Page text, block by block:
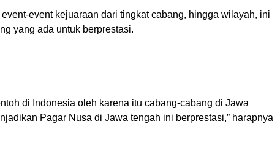
event kejuaraan dari tingkat cabang, hingga wilayah, ini
yang ada untuk berprestasi.
di Indonesia oleh karena itu cabang-cabang di Jawa
Pagar Nusa di Jawa tengah ini berprestasi,” harapnya